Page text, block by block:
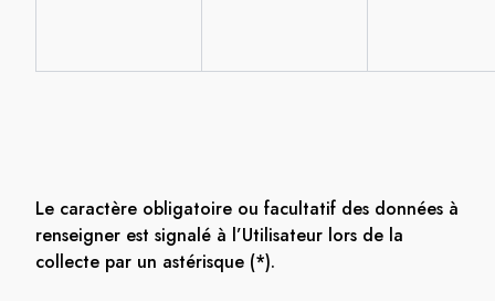
Le caractère obligatoire ou facultatif des données à
renseigner est signalé à l’Utilisateur lors de la
collecte par un astérisque (*).